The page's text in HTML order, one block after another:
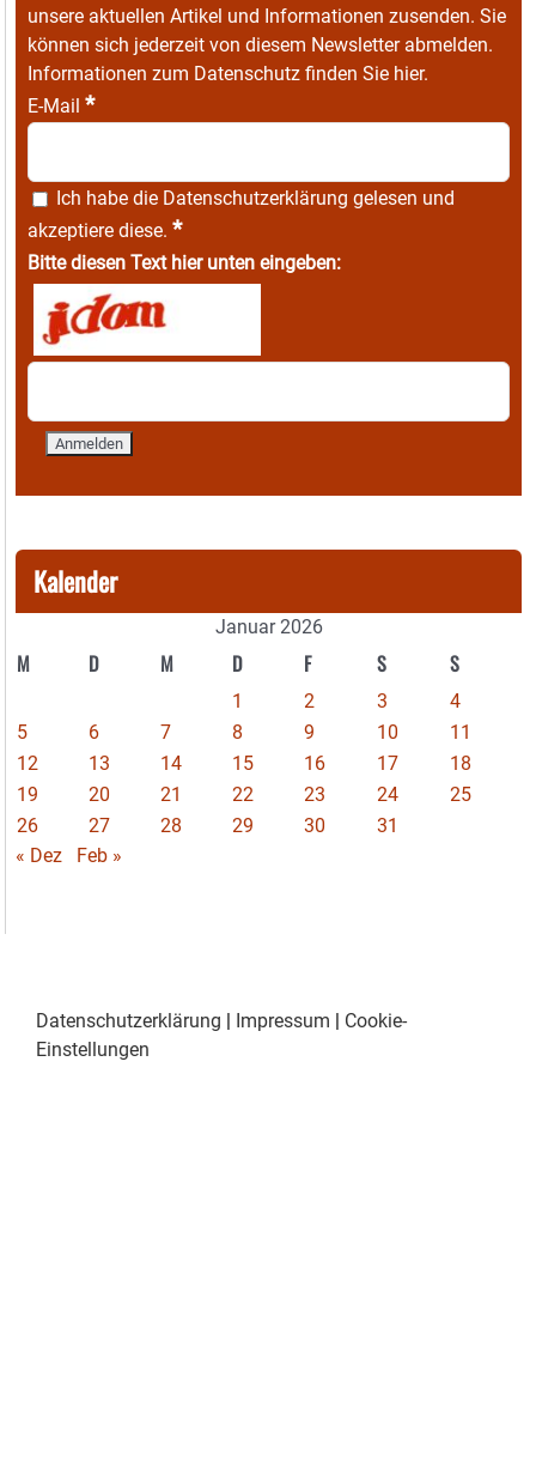
unsere aktuellen Artikel und Informationen zusenden. Sie
können sich jederzeit von diesem Newsletter abmelden.
Informationen zum Datenschutz finden Sie hier.
E-Mail *
Ich habe die Datenschutzerklärung gelesen und
akzeptiere diese. *
Bitte diesen Text hier unten eingeben:
Kalender
Januar 2026
M D M D F S S
1 2 3
4
5
6 7 8 9 10
11
12
13 14 15 16 17
18
19
20 21 22 23 24
25
26
27 28 29 30
31
« Dez
Feb »
Datenschutzerklärung | Impressum | Cookie-
Einstellungen